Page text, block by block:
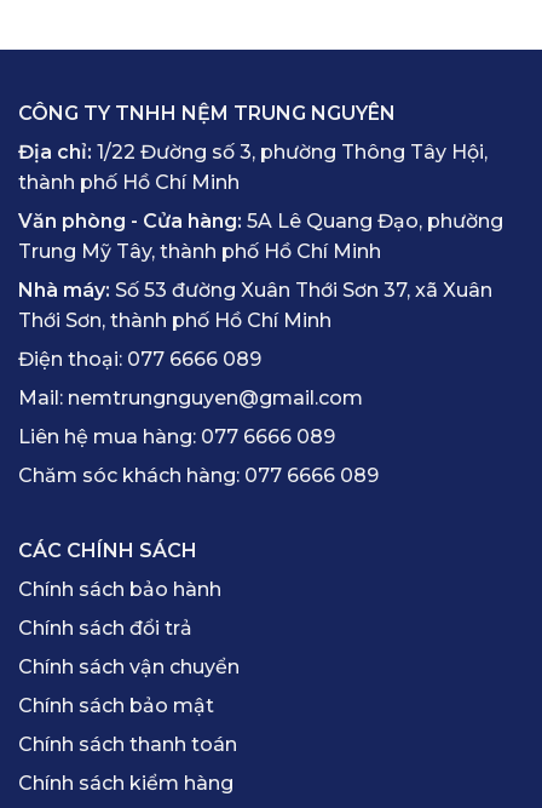
CÔNG TY TNHH NỆM TRUNG NGUYÊN
Địa chỉ: 1/22 Đường số 3, phường Thông Tây Hội,
thành phố Hồ Chí Minh
Văn phòng - Cửa hàng: 5A Lê Quang Đạo, phường
Trung Mỹ Tây, thành phố Hồ Chí Minh
Nhà máy: Số 53 đường Xuân Thới Sơn 37, xã Xuân
Thới Sơn, thành phố Hồ Chí Minh
Điện thoại: 077 6666 089
Mail: nemtrungnguyen@gmail.com
Liên hệ mua hàng: 077 6666 089
Chăm sóc khách hàng: 077 6666 089
CÁC CHÍNH SÁCH
Chính sách bảo hành
Chính sách đổi trả
Chính sách vận chuyển
Chính sách bảo mật
Chính sách thanh toán
Chính sách kiểm hàng